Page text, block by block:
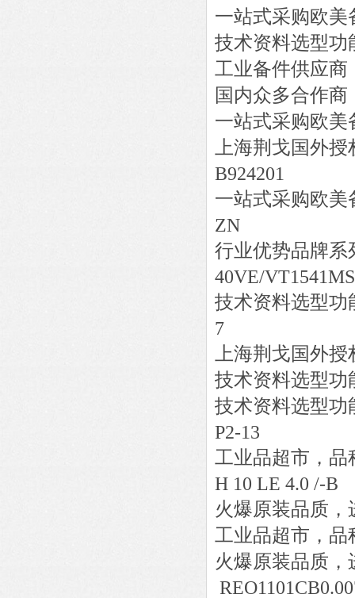
一站式采购欧美
技术资料选型功
工业备件供应商
国内众多合作
一站式采购欧美
上海荆戈国外
B924201
一站式采购欧美
ZN
行业优势品牌系
40VE/
技术资料选型功
7
上海荆戈国外
技术资料选型功
技术资料选型功
P2-13
工业品超市，品
H 10 LE 4.0 /-B
火爆原装品质，
工业品超市，品
火爆原装品质，